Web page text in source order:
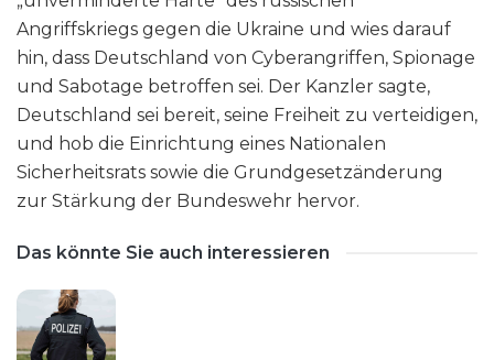
Angriffskriegs gegen die Ukraine und wies darauf
hin, dass Deutschland von Cyberangriffen, Spionage
und Sabotage betroffen sei. Der Kanzler sagte,
Deutschland sei bereit, seine Freiheit zu verteidigen,
und hob die Einrichtung eines Nationalen
Sicherheitsrats sowie die Grundgesetzänderung
zur Stärkung der Bundeswehr hervor.
Das könnte Sie auch interessieren